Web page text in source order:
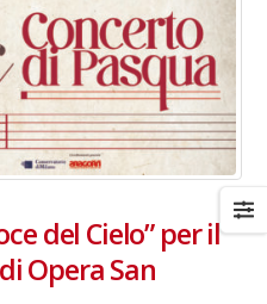
del Cielo” per il
Opera San